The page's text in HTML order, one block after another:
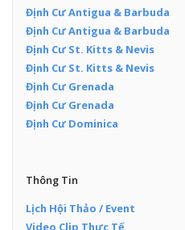
Định Cư Antigua & Barbuda
Định Cư Antigua & Barbuda
Định Cư St. Kitts & Nevis
Định Cư St. Kitts & Nevis
Định Cư Grenada
Định Cư Grenada
Định Cư Dominica
Thông Tin
Lịch Hội Thảo / Event
Video Clip Thực Tế